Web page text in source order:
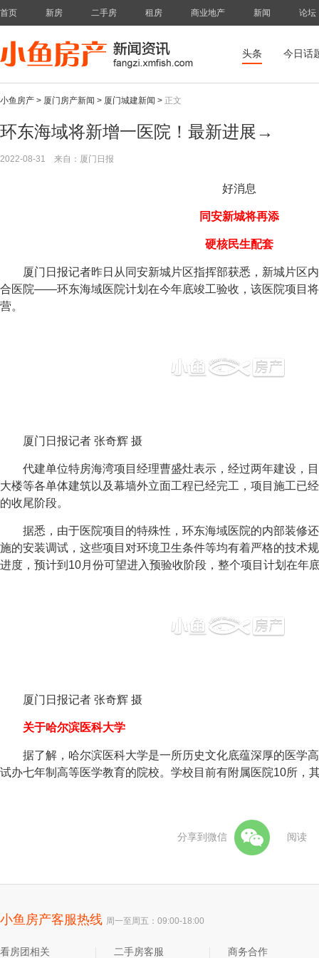
首页 新房 二手房 租房 商业地产 新闻 论坛
头条 今日话
小鱼房产 > 厦门房产新闻 > 厦门城建新闻 > 正文
环东海域将新增一医院！最新进展→
2022-08-31 来自：厦门日报
好消息
同安新城将再添
硬核民生配套
厦门日报记者昨日从同安新城片区指挥部获悉，新城片区内
合医院——环东海域医院计划在今年底竣工验收，该医院项目
营。
厦门日报记者 张奇辉 摄
代建单位特房海湾项目经理曹盛灶表示，经过两年建设，目
大楼等各单体建筑以及幕墙外立面工程已经完工，项目施工已
的收尾阶段。
据悉，由于医院项目的特殊性，环东海域医院的内部装修还
施的安装调试，这些项目对环境卫生条件等均有着严格的技术
进度，预计到10月份可望进入预验收阶段，整个项目计划在年
厦门日报记者 张奇辉 摄
关于哈尔滨医科大学
据了解，哈尔滨医科大学是一所历史文化底蕴深厚的医学高
试办七年制高等医学教育的院校。学校目前有附属医院10所，
分享到微信 阅读
小鱼房产客服热线 周一至周五：09:00-18:00
看房团相关 二手房客服 商务合作